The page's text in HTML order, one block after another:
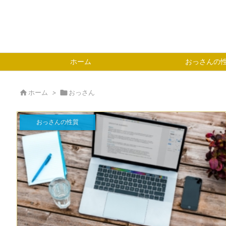
ホーム おっさんの
ホーム > おっさん
おっさんの性質